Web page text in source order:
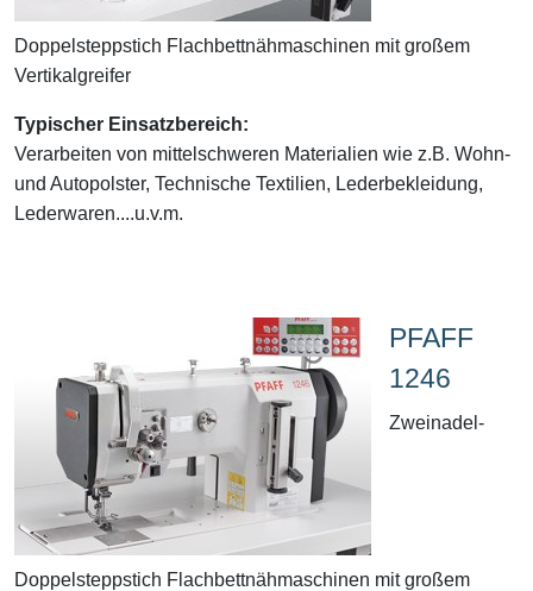
Doppelsteppstich Flachbettnähmaschinen mit großem
Vertikalgreifer
Typischer Einsatzbereich:
Verarbeiten von mittelschweren Materialien wie z.B. Wohn-
und Autopolster, Technische Textilien, Lederbekleidung,
Lederwaren....u.v.m.
PFAFF
1246
Zweinadel-
Doppelsteppstich Flachbettnähmaschinen mit großem